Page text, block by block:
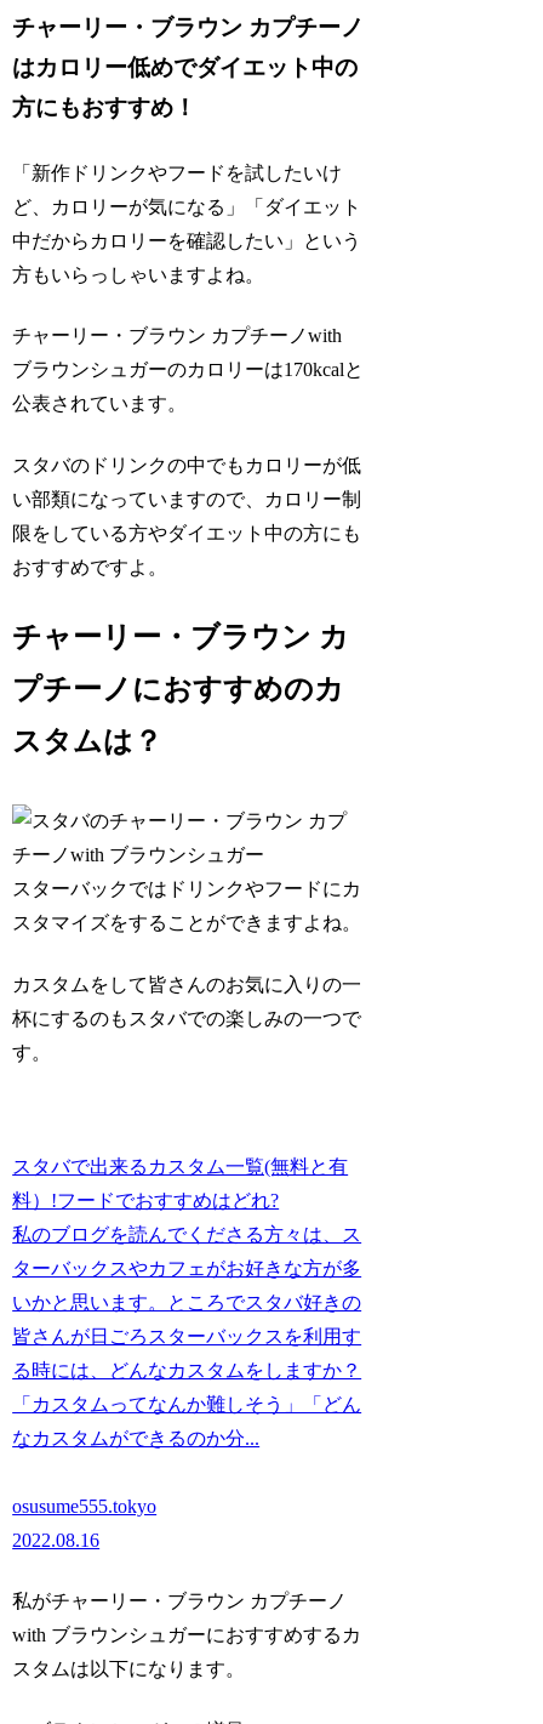
チャーリー・ブラウン カプチーノ
はカロリー低めでダイエット中の
方にもおすすめ！
「新作ドリンクやフードを試したいけ
ど、カロリーが気になる」「ダイエット
中だからカロリーを確認したい」という
方もいらっしゃいますよね。
チャーリー・ブラウン カプチーノwith
ブラウンシュガーのカロリーは170kcalと
公表されています。
スタバのドリンクの中でもカロリーが低
い部類になっていますので、カロリー制
限をしている方やダイエット中の方にも
おすすめですよ。
チャーリー・ブラウン カ
プチーノにおすすめのカ
スタムは？
スターバックではドリンクやフードにカ
スタマイズをすることができますよね。
カスタムをして皆さんのお気に入りの一
杯にするのもスタバでの楽しみの一つで
す。
スタバで出来るカスタム一覧(無料と有
料）!フードでおすすめはどれ?
私のブログを読んでくださる方々は、ス
ターバックスやカフェがお好きな方が多
いかと思います。ところでスタバ好きの
皆さんが日ごろスターバックスを利用す
る時には、どんなカスタムをしますか？
「カスタムってなんか難しそう」「どん
なカスタムができるのか分...
osusume555.tokyo
2022.08.16
私がチャーリー・ブラウン カプチーノ
with ブラウンシュガーにおすすめするカ
スタムは以下になります。